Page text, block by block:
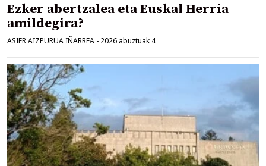
Ezker abertzalea eta Euskal Herria
amildegira?
ASIER AIZPURUA IÑARREA - 2026 abuztuak 4